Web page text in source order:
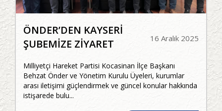
16 Aralık 2025
ÖNDER’DEN KAYSERİ
ŞUBEMİZE ZİYARET
Milliyetçi Hareket Partisi Kocasinan İlçe Başkanı
Behzat Önder ve Yönetim Kurulu Üyeleri, kurumlar
arası iletişimi güçlendirmek ve güncel konular hakkında
istişarede bulu...